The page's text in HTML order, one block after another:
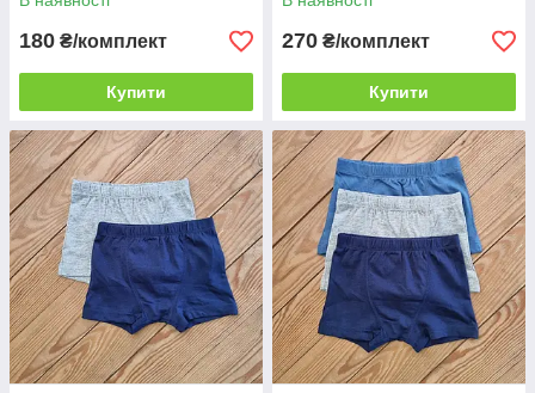
180 ₴/комплект
Купити
270 ₴/комплект
Купити